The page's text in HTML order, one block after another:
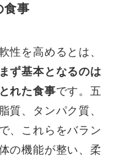
食事
性を高めるとは、
まず基本となるのは
れた食事です。五
質、タンパク質、
、これらをバラン
の機能が整い、柔